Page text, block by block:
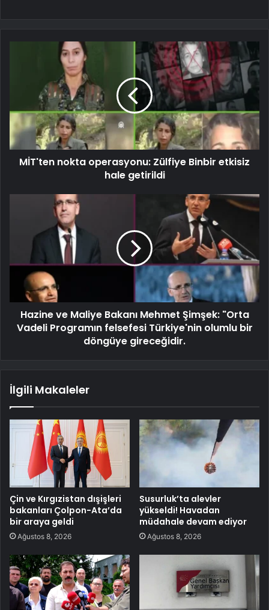
MİT'ten nokta operasyonu: Zülfiye Binbir etkisiz
hale getirildi
Hazine ve Maliye Bakanı Mehmet Şimşek: "Orta
Vadeli Programın felsefesi Türkiye'nin olumlu bir
döngüye gireceğidir.
İlgili Makaleler
Çin ve Kırgızistan dışişleri
bakanları Çolpon-Ata’da
bir araya geldi
Ağustos 8, 2026
Susurluk’ta alevler
yükseldi! Havadan
müdahale devam ediyor
Ağustos 8, 2026